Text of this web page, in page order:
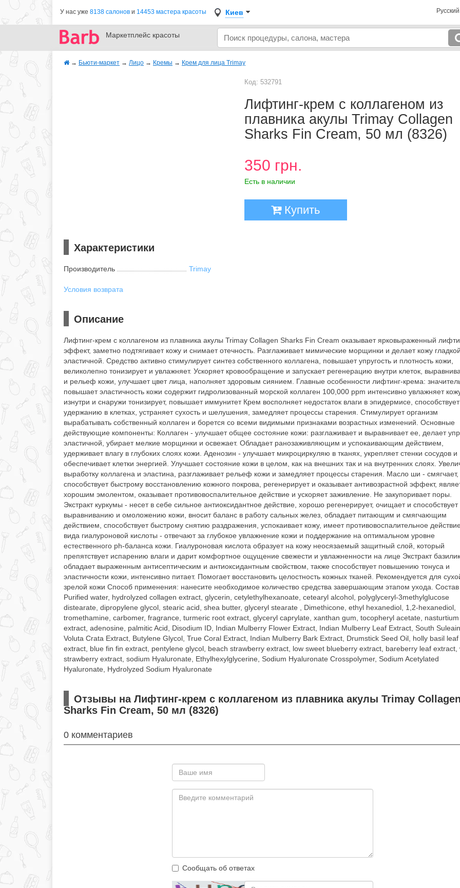
У нас уже 8138 салонов и 14453 мастера красоты Киев
Маркетплейс красоты
→ Бьюти-маркет → Лицо → Кремы → Крем для лица Trimay
Код: 532791
Лифтинг-крем с коллагеном из
плавника акулы Trimay Collagen
Sharks Fin Cream, 50 мл (8326)
350 грн.
Есть в наличии
Купить
Характеристики
Производитель Trimay
Условия возврата
Описание
Лифтинг-крем с коллагеном из плавника акулы Trimay Collagen Sharks Fin Cream оказывает ярковыраженный
эффект, заметно подтягивает кожу и снимает отечность. Разглаживает мимические морщинки и делает кожу
эластичной. Средство активно стимулирует синтез собственного коллагена, повышает упругость и плотность кожи,
великолепно тонизирует и увлажняет. Ускоряет кровообращение и запускает регенерацию внутри клеток,
и рельеф кожи, улучшает цвет лица, наполняет здоровым сиянием. Главные особенности лифтинг-крема:
повышает эластичность кожи содержит гидролизованный морской коллаген 100,000 ppm интенсивно увлажняет
изнутри и снаружи тонизирует, повышает иммунитет Крем восполняет недостаток влаги в эпидермисе,
удержанию в клетках, устраняет сухость и шелушения, замедляет процессы старения. Стимулирует организм
вырабатывать собственный коллаген и борется со всеми видимыми признаками возрастных изменений. Основные
действующие компоненты: Коллаген - улучшает общее состояние кожи: разглаживает и выравнивает ее, делает
эластичной, убирает мелкие морщинки и освежает. Обладает ранозаживляющим и успокаивающим действием,
удерживает влагу в глубоких слоях кожи. Аденозин - улучшает микроциркуляю в тканях, укрепляет стенки сосудов и
обеспечивает клетки энергией. Улучшает состояние кожи в целом, как на внешних так и на внутренних слоях.
выработку коллагена и эластина, разглаживает рельеф кожи и замедляет процессы старения. Масло ши - смягчает,
способствует быстрому восстановлению кожного покрова, регенерирует и оказывает антивозрастной эффект,
хорошим эмолентом, оказывает противовоспалительное действие и ускоряет заживление. Не закупоривает поры.
Экстракт куркумы - несет в себе сильное антиоксидантное действие, хорошо регенерирует, очищает и способствует
выравниванию и омоложению кожи, вносит баланс в работу сальных желез, обладает питающим и смягчающим
действием, способствует быстрому снятию раздражения, успокаивает кожу, имеет противовоспалительное
вида гиалуроновой кислоты - отвечают за глубокое увлажнение кожи и поддержание на оптимальном уровне
естественного ph-баланса кожи. Гиалуроновая кислота образует на кожу неосязаемый защитный слой, который
препятствует испарению влаги и дарит комфортное ощущение свежести и увлажненности на лице Экстракт
обладает выраженным антисептическим и антиоксидантным свойством, также способствует повышению тонуса и
эластичности кожи, интенсивно питает. Помогает восстановить целостность кожных тканей. Рекомендуется для
зрелой кожи Способ применения: нанесите необходимое количество средства завершающим этапом ухода.
Purified water, hydrolyzed collagen extract, glycerin, cetylethylhexanoate, cetearyl alcohol, polyglyceryl-3methylglucose
distearate, dipropylene glycol, stearic acid, shea butter, glyceryl stearate , Dimethicone, ethyl hexanediol, 1,2-hexanediol,
tromethamine, carbomer, fragrance, turmeric root extract, glyceryl caprylate, xanthan gum, tocopheryl acetate, nasturtium
extract, adenosine, palmitic Acid, Disodium ID, Indian Mulberry Flower Extract, Indian Mulberry Leaf Extract, South Suleain
Voluta Crata Extract, Butylene Glycol, True Coral Extract, Indian Mulberry Bark Extract, Drumstick Seed Oil, holly basil leaf
extract, blue fin fin extract, pentylene glycol, beach strawberry extract, low sweet blueberry extract, bareberry leaf extract,
strawberry extract, sodium Hyaluronate, Ethylhexylglycerine, Sodium Hyaluronate Crosspolymer, Sodium Acetylated
Hyaluronate, Hydrolyzed Sodium Hyaluronate
Отзывы на Лифтинг-крем с коллагеном из плавника акулы Trimay
Sharks Fin Cream, 50 мл (8326)
0 комментариев
Сообщать об ответах